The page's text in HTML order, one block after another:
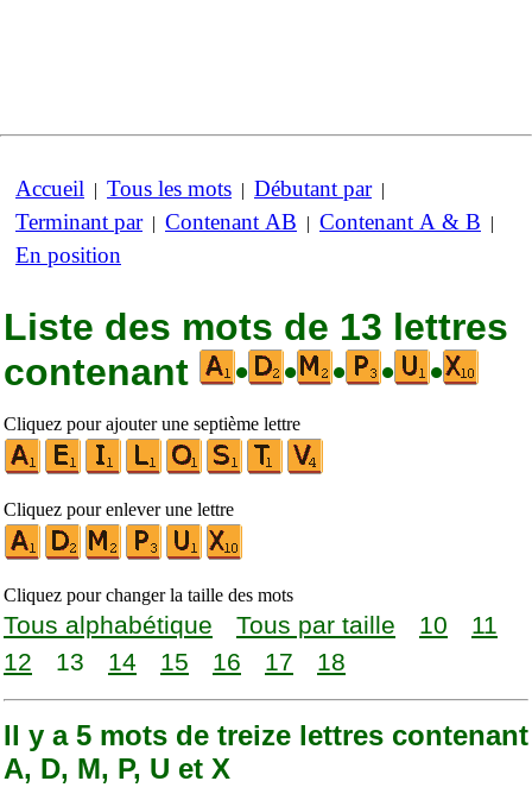
Accueil | Tous les mots | Débutant par|
Terminant par| Contenant AB | Contenant A & B |
En position
Liste des mots de 13 lettres
contenant
• • • • •
Cliquez pour ajouter une septième lettre
Cliquez pour enlever une lettre
Cliquez pour changer la taille des mots
Tous alphabétique Tous par taille 10
11
12
13 14 15 16 17 18
Il y a 5 mots de treize lettres contenant
A, D, M, P, U et X